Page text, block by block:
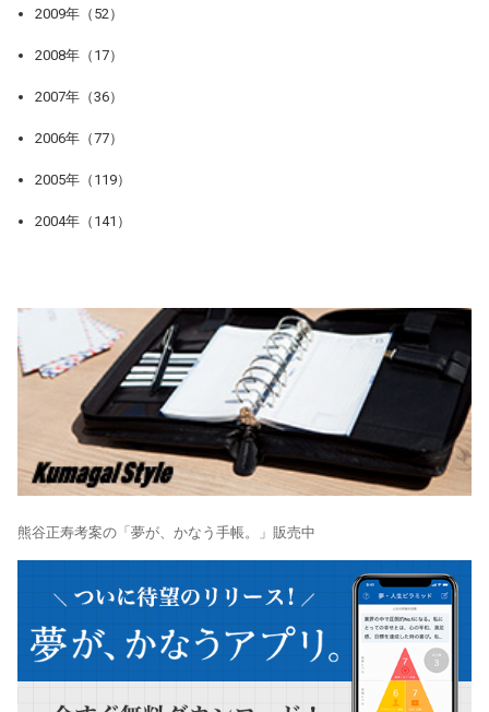
2009年（52）
2008年（17）
2007年（36）
2006年（77）
2005年（119）
2004年（141）
熊谷正寿考案の「夢が、かなう手帳。」販売中